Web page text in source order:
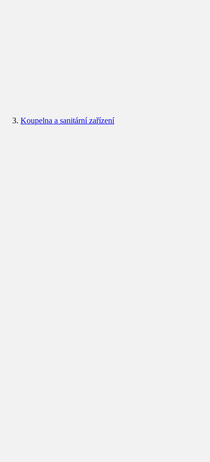
Koupelna a sanitární zařízení